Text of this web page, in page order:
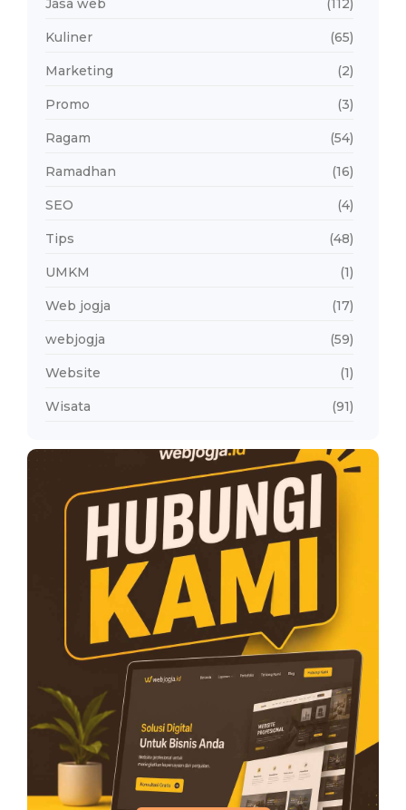
Kuliner (65)
Marketing (2)
Promo (3)
Ragam (54)
Ramadhan (16)
SEO (4)
Tips (48)
UMKM (1)
Web jogja (17)
webjogja (59)
Website (1)
Wisata (91)